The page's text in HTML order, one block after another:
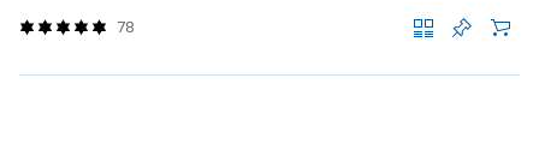
78